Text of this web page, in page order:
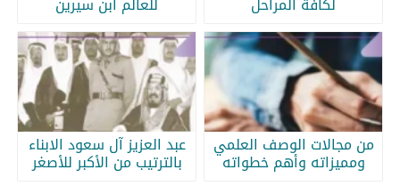
من مجالات الوصف العلمي
ومميزاته وأهم خطواته
عبد العزيز آل سعود الابناء
بالترتيب من الأكبر للأصغر